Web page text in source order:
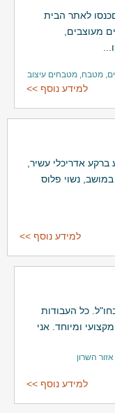
לאתר הבית
מעוצבים,
מטבח, מטבחים עיצוב
למידע נוסף >>
ברקע אדריכלי עשיר,
נשוי פלוס
למידע נוסף >>
ובחו"ל. כל העבודות
ומיוחד. אני
השרון
למידע נוסף >>